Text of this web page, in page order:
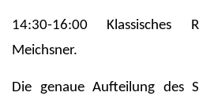
14:30-16:00 Klassisches
Meichsner.
Die genaue Aufteilung des